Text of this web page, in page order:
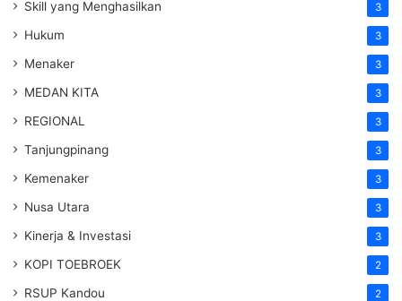
Skill yang Menghasilkan 3
Hukum 3
Menaker 3
MEDAN KITA 3
REGIONAL 3
Tanjungpinang 3
Kemenaker 3
Nusa Utara 3
Kinerja & Investasi 3
KOPI TOEBROEK 2
RSUP Kandou 2